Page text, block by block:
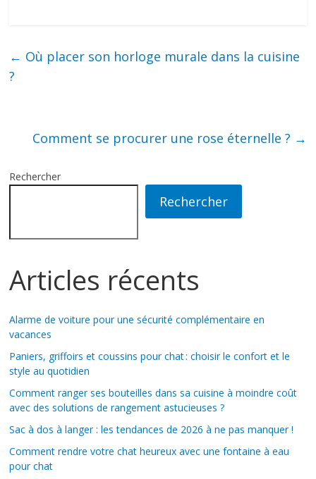
← Où placer son horloge murale dans la cuisine
?
Comment se procurer une rose éternelle ? →
Rechercher
Rechercher
Articles récents
Alarme de voiture pour une sécurité complémentaire en
vacances
Paniers, griffoirs et coussins pour chat : choisir le confort et le
style au quotidien
Comment ranger ses bouteilles dans sa cuisine à moindre coût
avec des solutions de rangement astucieuses ?
Sac à dos à langer : les tendances de 2026 à ne pas manquer !
Comment rendre votre chat heureux avec une fontaine à eau
pour chat